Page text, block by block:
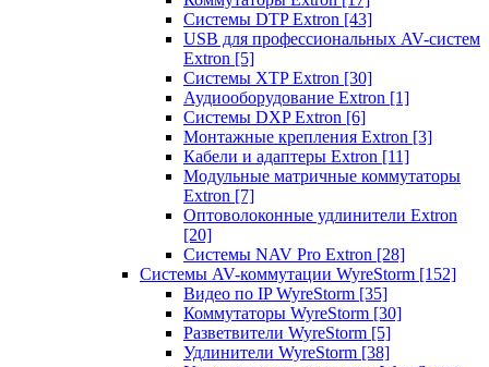
Системы DTP Extron [43]
USB для профессиональных AV-систем
Extron [5]
Системы XTP Extron [30]
Аудиооборудование Extron [1]
Системы DXP Extron [6]
Монтажные крепления Extron [3]
Кабели и адаптеры Extron [11]
Модульные матричные коммутаторы
Extron [7]
Оптоволоконные удлинители Extron
[20]
Системы NAV Pro Extron [28]
Системы AV-коммутации WyreStorm [152]
Видео по IP WyreStorm [35]
Коммутаторы WyreStorm [30]
Разветвители WyreStorm [5]
Удлинители WyreStorm [38]